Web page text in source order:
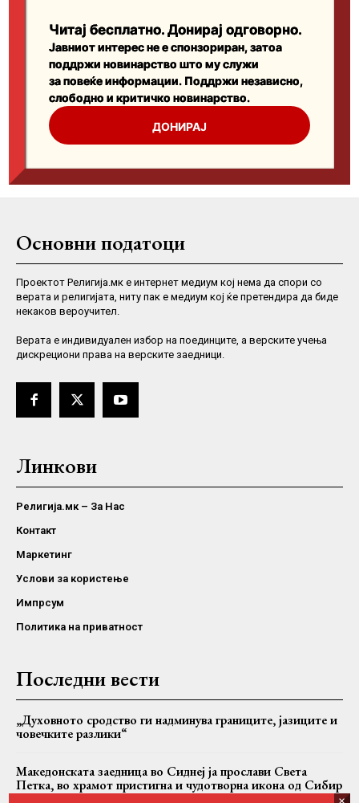
Основни податоци
Проектот Религија.мк е интернет медиум кој нема да спори со
верата и религијата, ниту пак е медиум кој ќе претендира да биде
некаков вероучител.
Верaта е индивидуален избор на поединците, а верските учења
дискрециони права на верските заедници.
Линкови
Религија.мк – За Нас
Контакт
Маркетинг
Услови за користење
Импрсум
Политика на приватност
Последни вести
„Духовното сродство ги надминува границите, јазиците и
човечките разлики“
Македонската заедница во Сиднеј ја прослави Света
Петка, во храмот пристигна и чудотворна икона од Сибир